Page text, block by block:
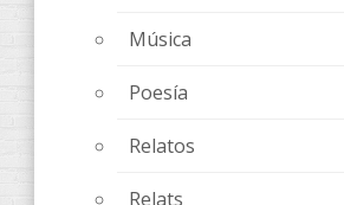
Música
Poesía
Relatos
Relats